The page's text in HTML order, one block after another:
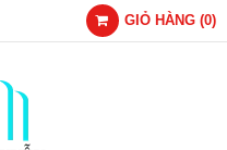
GIỎ HÀNG (0)